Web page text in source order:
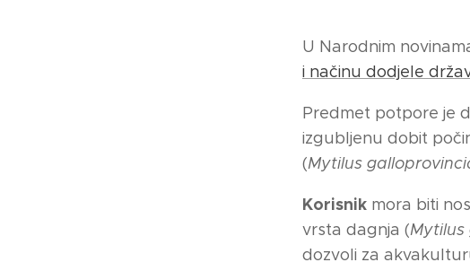
U Narodnim
i načinu dodjele
Predmet potpore je
izgubljenu dobit
(Mytilus
Korisnik mora biti
vrsta dagnja (Mytilus
dozvoli za